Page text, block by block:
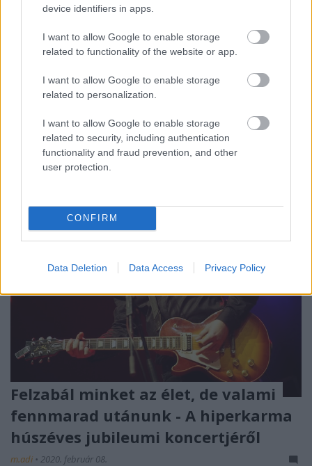
device identifiers in apps.
I want to allow Google to enable storage
related to functionality of the website or app.
I want to allow Google to enable storage
related to personalization.
I want to allow Google to enable storage
related to security, including authentication
functionality and fraud prevention, and other
user protection.
CONFIRM
Data Deletion Data Access Privacy Policy
Az avokádó (Persea americana)
a babérfélék
(Lauraceae)családjába tartozó, örökzöld,
alacsonyan elágazó, terebélyes ágrendszerű, ...
Felzabál minket az élet, de valami
fennmarad utánunk - A hiperkarma
húszéves jubileumi koncertjéről
m.adi • 2020. február 08.